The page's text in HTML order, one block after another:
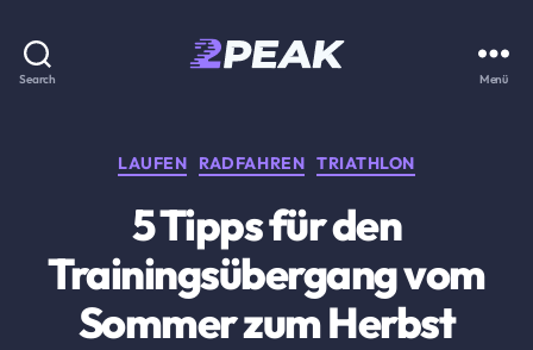
Search Menü
Kategorien
LAUFEN RADFAHREN TRIATHLON
5 Tipps für den
Trainingsübergang vom
Sommer zum Herbst